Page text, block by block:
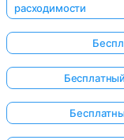
расходимости